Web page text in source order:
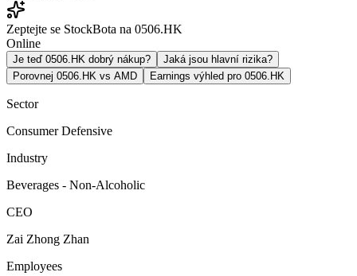
Zeptejte se StockBota na 0506.HK
Online
Je teď 0506.HK dobrý nákup?
Jaká jsou hlavní rizika?
Porovnej 0506.HK vs AMD
Earnings výhled pro 0506.HK
Sector
Consumer Defensive
Industry
Beverages - Non-Alcoholic
CEO
Zai Zhong Zhan
Employees